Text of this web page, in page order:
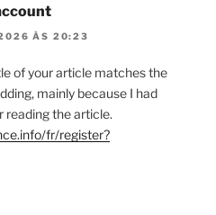
ÀS 20:23
of your article matches the
mainly because I had
reading the article.
fr/register?